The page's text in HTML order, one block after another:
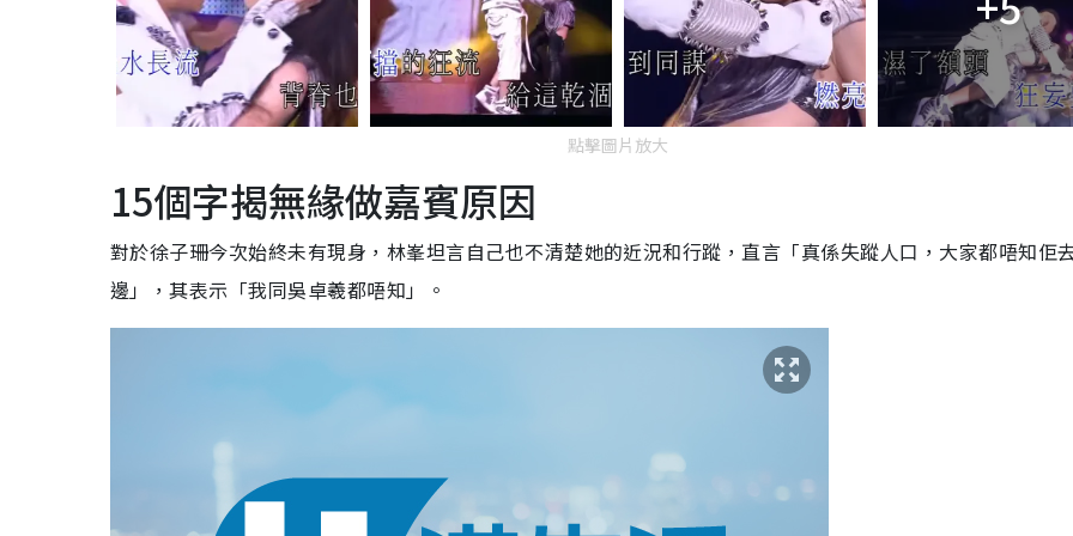
點擊圖片放大
15個字揭無緣做嘉賓原因
對於徐子珊今次始終未有現身，林峯坦言自己也不清楚她的近況和行蹤，直言「真係失蹤人口，大家都唔知佢
邊」，其表示「我同吳卓羲都唔知」。